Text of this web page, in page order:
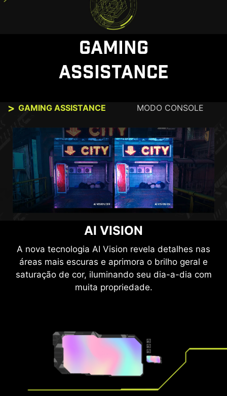
GAMING
ASSISTANCE
GAMING ASSISTANCE MODO CONSOLE
AI VISION
A nova tecnologia AI Vision revela detalhes nas
áreas mais escuras e aprimora o brilho geral e
saturação de cor, iluminando seu dia-a-dia com
muita propriedade.
MODO CONSOLE MSI
Assim que a tecnologia integrada HDMI™ CEC
(Consumer Electronics Control) for conectada
aos controles de PlayStation ou Switch, eles
podem ser utilizados para despertar a tela com
VRR (Taxa de Atualização Variável) através do
Modo Console MSI. Sinta-se à vontade para
mergulhar no mundo dos jogos sem nenhum
tearing nem depressão de imagem.